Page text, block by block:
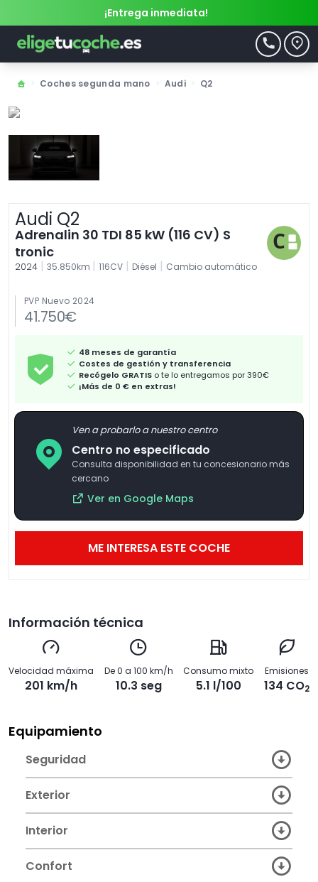
¡Entrega inmediata!
Coches segunda mano Audi Q2
Audi Q2
Adrenalin 30 TDI 85 kW (116 CV) S
tronic
2024 | 35.850km | 116CV | Diésel | Cambio automático
PVP Nuevo 2024
41.750€
48 meses de garantía
Costes de gestión y transferencia
Recógelo GRATIS o te lo entregamos por 390€
¡Más de 0 € en extras!
Ven a probarlo a nuestro centro
Centro no especificado
Consulta disponibilidad en tu concesionario más
cercano
Ver en Google Maps
ME INTERESA ESTE COCHE
Información técnica
Velocidad máxima
201 km/h
De 0 a 100 km/h
10.3 seg
Consumo mixto
5.1 l/100
Emisiones
134 CO2
Equipamiento
Seguridad
Exterior
Interior
Confort